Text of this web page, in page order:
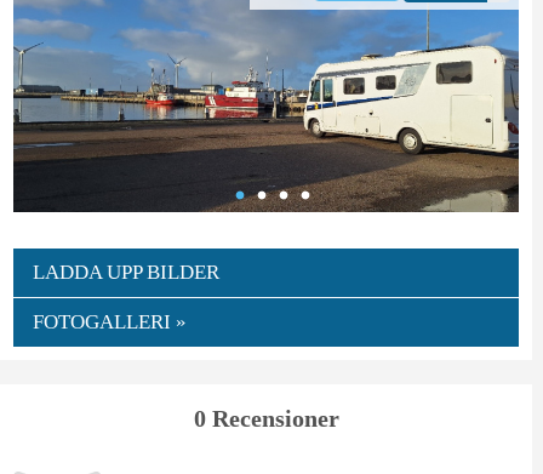
LADDA UPP BILDER
FOTOGALLERI »
0 Recensioner